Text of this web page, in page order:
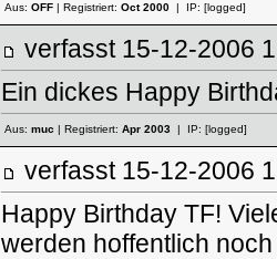
Aus: OFF| Registriert: Oct 2000| IP: [logged]
verfasst 15-12-
Ein dickes Happy
Aus: muc | Registriert: Apr 2003| IP: [logged]
verfasst 15-12-
Happy Birthday TF!
werden hoffentlich